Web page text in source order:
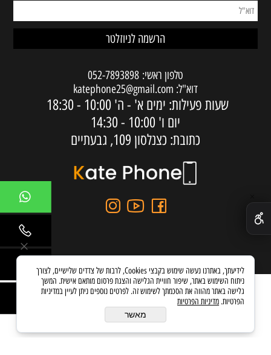
טלפון ראשי: 052-7893898
דוא"ל: katephone25@gmail.com
שעות פעילות: ימים א' - ה' 10:00 - 18:30
יום ו' 10:00 - 14:30
כתובת: כצנלסון 109, גבעתיים
בניית אתרים
לידיעתך, באתרנו נעשה שימוש בקבצי Cookies, לרבות של צדדים שלישיים, לצורך
ניתוח השימוש באתר, שיפור חוויית הגלישה והצגת פרסום מותאם אישית. המשך
גלישה באתר מהווה את הסכמתך לשימוש זה. לפרטים נוספים ניתן לעיין במדיניות
הפרטיות. מדיניות הפרטיות
מאשר